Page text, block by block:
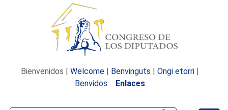
Bienvenidos | Welcome | Benvinguts | Ongi etorri |
Benvidos
Enlaces